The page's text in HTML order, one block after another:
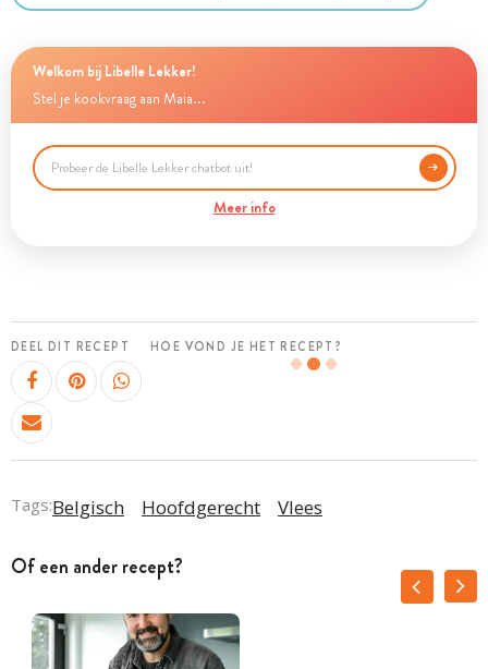
Welkom bij Libelle Lekker!
Stel je kookvraag aan Maia...
Meer info
DEEL DIT RECEPT HOE VOND JE HET RECEPT?
Tags:Belgisch Hoofdgerecht Vlees
Of een ander recept?